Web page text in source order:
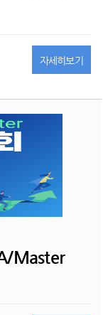
자세히보기
Master